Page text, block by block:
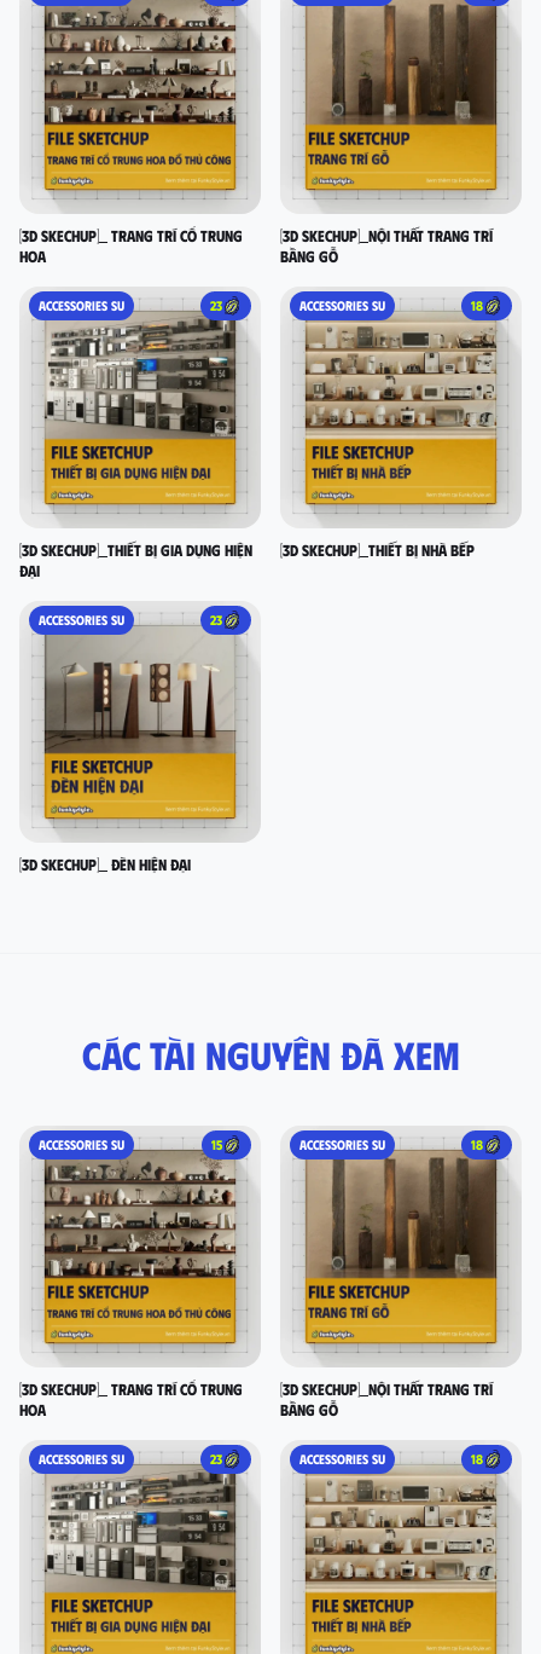
[3D SKECHUP]_ Trang trí cổ Trung
Hoa
[3D SKECHUP]_Nội thất trang trí
bằng gỗ
ACCESSORIES SU 23
[3D SKECHUP]_Thiết bị gia dụng hiện
đại
ACCESSORIES SU 18
[3D SKECHUP]_Thiết bị nhà bếp
ACCESSORIES SU 23
[3D SKECHUP]_ Đèn hiện đại
Các tài nguyên đã xem
ACCESSORIES SU 15
[3D SKECHUP]_ Trang trí cổ Trung
Hoa
ACCESSORIES SU 18
[3D SKECHUP]_Nội thất trang trí
bằng gỗ
ACCESSORIES SU 23 ACCESSORIES SU 18